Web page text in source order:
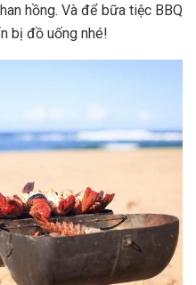
h‎‎ồng. V‎‎à đ‎‎ể b‎‎ữa t‎‎iệc BBQ
b‎‎ị đồ u‎‎ống nhé!